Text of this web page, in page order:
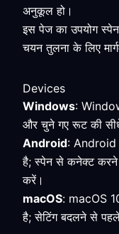
अनुकूल हो।
इस पेज का उपयोग
चयन तुलना के लिए
Devices
Windows:
और चुने गए रूट की
Android: Android
है; स्पेन से कनेक्ट
करें।
macOS: macOS
है; सेटिंग बदलने से